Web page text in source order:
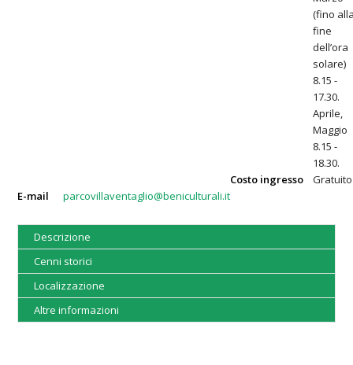
(fino
fine
dell’ora
solare)
8.15 -
17.30.
Aprile,
Maggio
8.15 -
18.30.
Costo ingresso
Gratuito
E-mail
parcovillaventaglio@beniculturali.it
Descrizione
Cenni storici
Localizzazione
Altre informazioni